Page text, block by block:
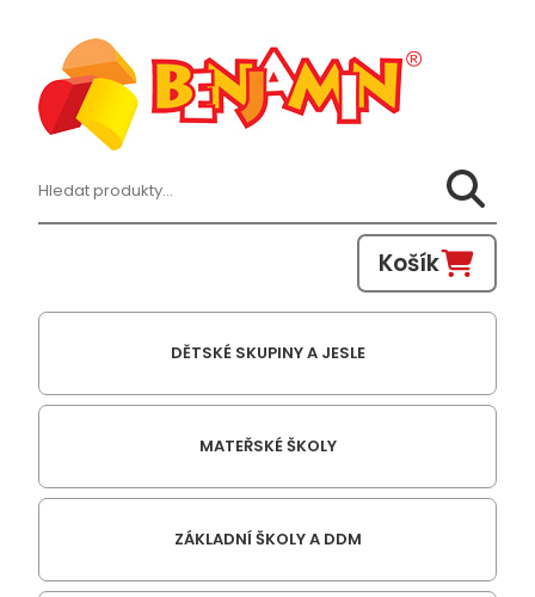
Hledat:
Košík
DĚTSKÉ SKUPINY A JESLE
MATEŘSKÉ ŠKOLY
ZÁKLADNÍ ŠKOLY A DDM